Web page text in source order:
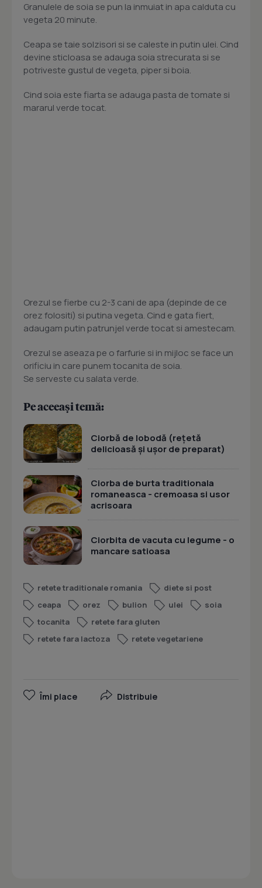
Granulele de soia se pun la inmuiat in apa calduta cu
vegeta 20 minute.
Ceapa se taie solzisori si se caleste in putin ulei. Cind
devine sticloasa se adauga soia strecurata si se
potriveste gustul de vegeta, piper si boia.
Cind soia este fiarta se adauga pasta de tomate si
mararul verde tocat.
Orezul se fierbe cu 2-3 cani de apa (depinde de ce
orez folositi) si putina vegeta. Cind e gata fiert,
adaugam putin patrunjel verde tocat si amestecam.
Orezul se aseaza pe o farfurie si in mijloc se face un
orificiu in care punem tocanita de soia.
Se serveste cu salata verde.
Pe aceeași temă:
Ciorbă de lobodă (rețetă
delicioasă și ușor de preparat)
Ciorba de burta traditionala
romaneasca - cremoasa si usor
acrisoara
Ciorbita de vacuta cu legume - o
mancare satioasa
retete traditionale romania
diete si post
ceapa
orez bulion ulei
soia
tocanita
retete fara gluten
retete fara lactoza
retete vegetariene
Îmi place Distribuie